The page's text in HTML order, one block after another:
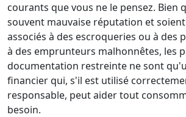
courants que vous ne le pensez. Bien
souvent mauvaise réputation et
associés à des escroqueries ou à des
à des emprunteurs malhonnêtes, les
documentation restreinte ne sont
financier qui, s'il est utilisé
responsable, peut aider tout
besoin.